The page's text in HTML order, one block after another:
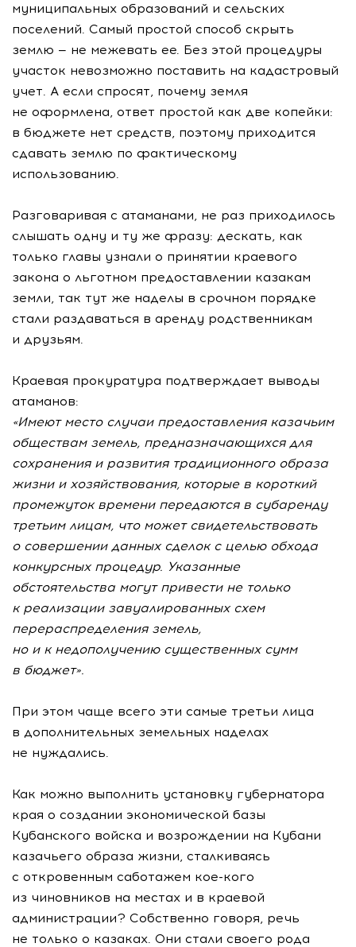
муниципальных образований и сельских
поселений. Самый простой способ скрыть
землю — не межевать ее. Без этой процедуры
участок невозможно поставить на кадастровый
учет. А если спросят, почему земля
не оформлена, ответ простой как две копейки:
в бюджете нет средств, поэтому приходится
сдавать землю по фактическому
использованию.
Разговаривая с атаманами, не раз приходилось
слышать одну и ту же фразу: дескать, как
только главы узнали о принятии краевого
закона о льготном предоставлении казакам
земли, так тут же наделы в срочном порядке
стали раздаваться в аренду родственникам
и друзьям.
Краевая прокуратура подтверждает выводы
атаманов:
«Имеют место случаи предоставления казачьим
обществам земель, предназначающихся для
сохранения и развития традиционного образа
жизни и хозяйствования, которые в короткий
промежуток времени передаются в субаренду
третьим лицам, что может свидетельствовать
о совершении данных сделок с целью обхода
конкурсных процедур. Указанные
обстоятельства могут привести не только
к реализации завуалированных схем
перераспределения земель,
но и к недополучению существенных сумм
в бюджет».
При этом чаще всего эти самые третьи лица
в дополнительных земельных наделах
не нуждались.
Как можно выполнить установку губернатора
края о создании экономической базы
Кубанского войска и возрождении на Кубани
казачьего образа жизни, сталкиваясь
с откровенным саботажем кое-кого
из чиновников на местах и в краевой
администрации? Собственно говоря, речь
не только о казаках. Они стали своего рода